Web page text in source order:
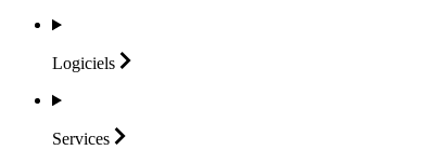
Logiciels
Services